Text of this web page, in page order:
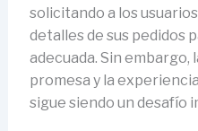
solicitando a los
detalles de sus pedidos
adecuada. Sin embargo,
promesa y la
sigue siendo un desafío